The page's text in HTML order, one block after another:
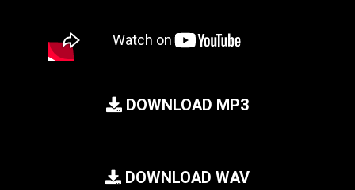
DOWNLOAD MP3
DOWNLOAD WAV